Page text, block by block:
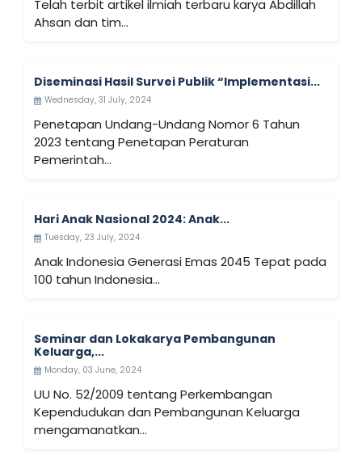
Telah terbit artikel ilmiah terbaru karya Abdillah
Ahsan dan tim...
Diseminasi Hasil Survei Publik “Implementasi...
Wednesday, 31 July, 2024
Penetapan Undang-Undang Nomor 6 Tahun
2023 tentang Penetapan Peraturan
Pemerintah...
Hari Anak Nasional 2024: Anak...
Tuesday, 23 July, 2024
Anak Indonesia Generasi Emas 2045 Tepat pada
100 tahun Indonesia...
Seminar dan Lokakarya Pembangunan
Keluarga,...
Monday, 03 June, 2024
UU No. 52/2009 tentang Perkembangan
Kependudukan dan Pembangunan Keluarga
mengamanatkan...